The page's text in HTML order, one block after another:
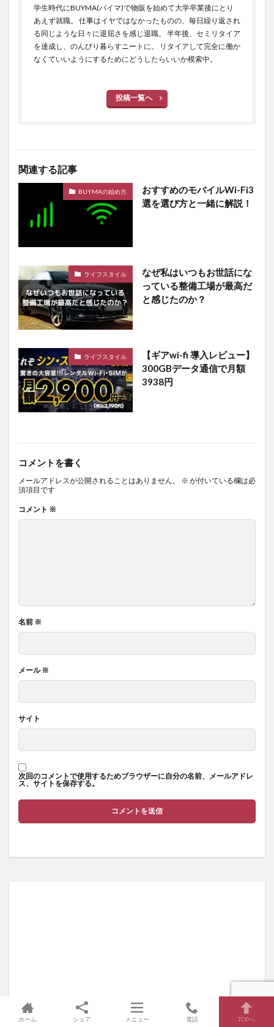
学生時代にBUYMA(バイマ)で物販を始めて大学卒業後にとり
あえず就職。 仕事はイヤではなかったものの、毎日繰り返され
る同じような日々に退屈さを感じ退職。 半年後、セミリタイア
を達成し、のんびり暮らすニートに。 リタイアして完全に働か
なくていいようにするためにどうしたらいいか模索中。
投稿一覧へ
関連する記事
BUYMAの始め方
おすすめのモバイルWi-Fi3
選を選び方と一緒に解説！
ライフスタイル
なぜ私はいつもお世話にな
っている整備工場が最高だ
と感じたのか？
ライフスタイル
【ギアwi-fi 導入レビュー】
300GBデータ通信で月額
3938円
コメントを書く
メールアドレスが公開されることはありません。 ※ が付いている欄は必
須項目です
コメント ※
名前 ※
メール※
サイト
次回のコメントで使用するためブラウザーに自分の名前、メールアドレ
ス、サイトを保存する。
ホーム シェア メニュー 電話 TOPへ